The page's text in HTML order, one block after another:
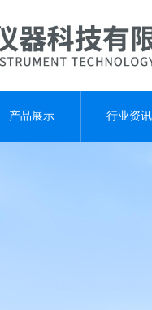
产品展示 行业资讯